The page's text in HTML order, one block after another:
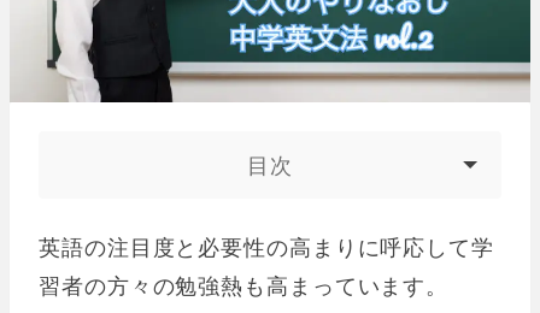
目次
英語の注目度と必要性の高まりに呼応して学
習者の方々の勉強熱も高まっています。